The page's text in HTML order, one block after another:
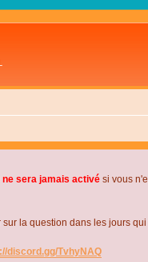
sera jamais activé si vous
la question dans les jours qui
discord.gg/TvhyNAQ